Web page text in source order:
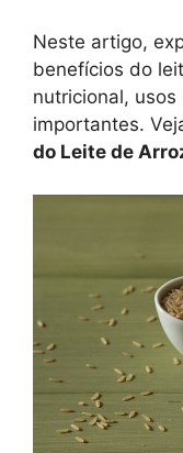
Neste artigo,
benefícios do
nutricional,
importantes.
do Leite de